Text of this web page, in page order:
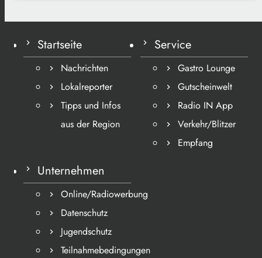
Startseite
Nachrichten
Lokalreporter
Tipps und Infos
aus der Region
Service
Gastro Lounge
Gutscheinwelt
Radio IN App
Verkehr/Blitzer
Empfang
Unternehmen
Online/Radiowerbung
Datenschutz
Jugendschutz
Teilnahmebedingungen